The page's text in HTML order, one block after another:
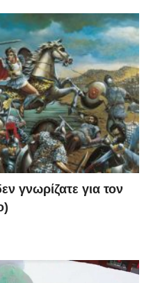
γνωρίζατε για τον